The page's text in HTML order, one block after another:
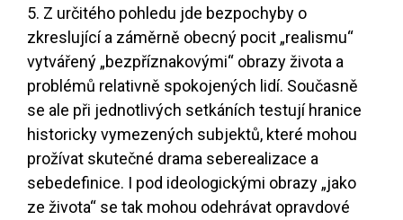
5. Z určitého pohledu jde bezpochyby o
zkreslující a záměrně obecný pocit „realismu“
vytvářený „bezpříznakovými“ obrazy života a
problémů relativně spokojených lidí. Současně
se ale při jednotlivých setkáních testují hranice
historicky vymezených subjektů, které mohou
prožívat skutečné drama seberealizace a
sebedefinice. I pod ideologickými obrazy „jako
ze života“ se tak mohou odehrávat opravdové